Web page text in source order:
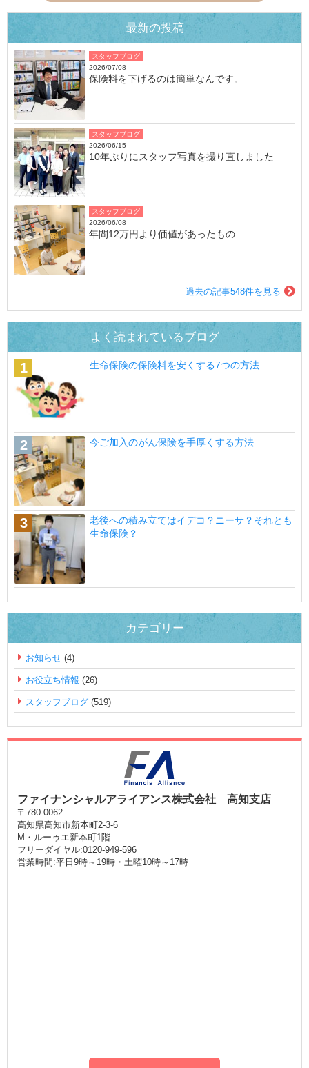
最新の投稿
スタッフブログ
2026/07/08
保険料を下げるのは簡単なんです。
スタッフブログ
2026/06/15
10年ぶりにスタッフ写真を撮り直しました
スタッフブログ
2026/06/08
年間12万円より価値があったもの
過去の記事548件を見る
よく読まれているブログ
生命保険の保険料を安くする7つの方法
今ご加入のがん保険を手厚くする方法
老後への積み立てはイデコ？ニーサ？それとも
生命保険？
カテゴリー
お知らせ (4)
お役立ち情報 (26)
スタッフブログ (519)
ファイナンシャルアライアンス株式会社 高知支店
〒780-0062
高知県高知市新本町2-3-6
M・ルーゥエ新本町1階
フリーダイヤル:0120-949-596
営業時間:平日9時～19時・土曜10時～17時